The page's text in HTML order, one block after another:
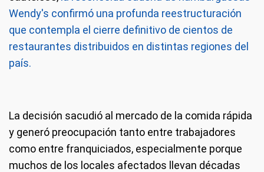
Wendy's confirmó una profunda reestructuración
que contempla el cierre definitivo de cientos de
restaurantes distribuidos en distintas regiones del
país.
La decisión sacudió al mercado de la comida rápida
y generó preocupación tanto entre trabajadores
como entre franquiciados, especialmente porque
muchos de los locales afectados llevan décadas